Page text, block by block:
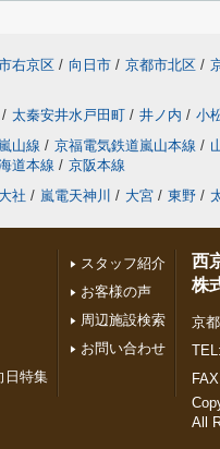
右京区 / 向日市 / 京都市北区 /
/ 太秦安井水戸田町 / 井ノ内 / 小
山線 / 京福電気鉄道嵐山本線 /
道本線 / 京阪本線
社 / 嵐電天神川 / 大宮 / 東野 /
日特集
スタッフ紹介
お客様の声
周辺施設検索
お問い合わせ
西
株
京
All